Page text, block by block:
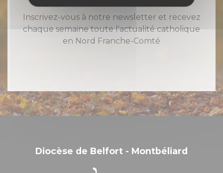
Inscrivez-vous à notre newsletter et recevez
chaque semaine toute l'actualité catholique
en Nord Franche-Comté
Diocèse de Belfort - Montbéliard